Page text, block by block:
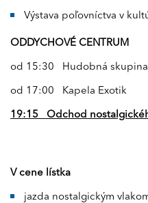
Výstava poľovníctva v
ODDYCHOVÉ CENTRUM
od 15:30 Hudobná skupina
od 17:00 Kapela Exotik
19:15 Odchod
V cene lístka
jazda nostalgickým